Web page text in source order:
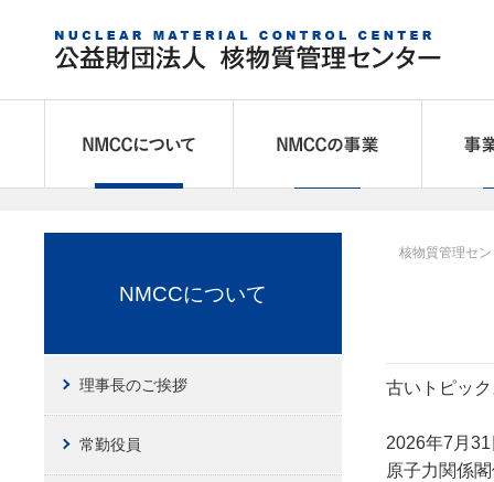
核物質管理セ
古いトピッ
2026年7月
原子力関係
NMCCについて
理事長のご挨拶
常勤役員